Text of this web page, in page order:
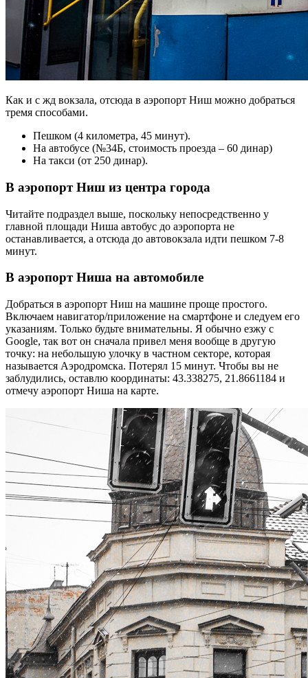
Как и с жд вокзала, отсюда в аэропорт Ниш можно добраться
тремя способами.
Пешком (4 километра, 45 минут).
На автобусе (№34Б, стоимость проезда – 60 динар)
На такси (от 250 динар).
В аэропорт Ниш из центра города
Читайте подраздел выше, поскольку непосредственно у
главной площади Ниша автобус до аэропорта не
останавливается, а отсюда до автовокзала идти пешком 7-8
минут.
В аэропорт Ниша на автомобиле
Добраться в аэропорт Ниш на машине проще простого.
Включаем навигатор/приложение на смартфоне и следуем его
указаниям. Только будьте внимательны. Я обычно езжу с
Google, так вот он сначала привел меня вообще в другую
точку: на небольшую улочку в частном секторе, которая
называется Аэродромска. Потерял 15 минут. Чтобы вы не
заблудились, оставлю координаты: 43.338275, 21.8661184 и
отмечу аэропорт Ниша на карте.